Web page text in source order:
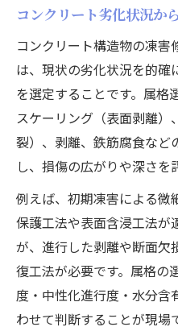
コンクリート劣化状況か
コンクリート構造物の凍
は、現状の劣化状況を的確
を選定することです。属格
スケーリング（表面剥離
裂）、剥離、鉄筋腐食など
し、損傷の広がりや深さを
例えば、初期凍害による微
保護工法や表面含浸工法が
が、進行した剥離や断面欠
復工法が必要です。属格の
度・中性化進行度・水分含
わせて判断することが現場